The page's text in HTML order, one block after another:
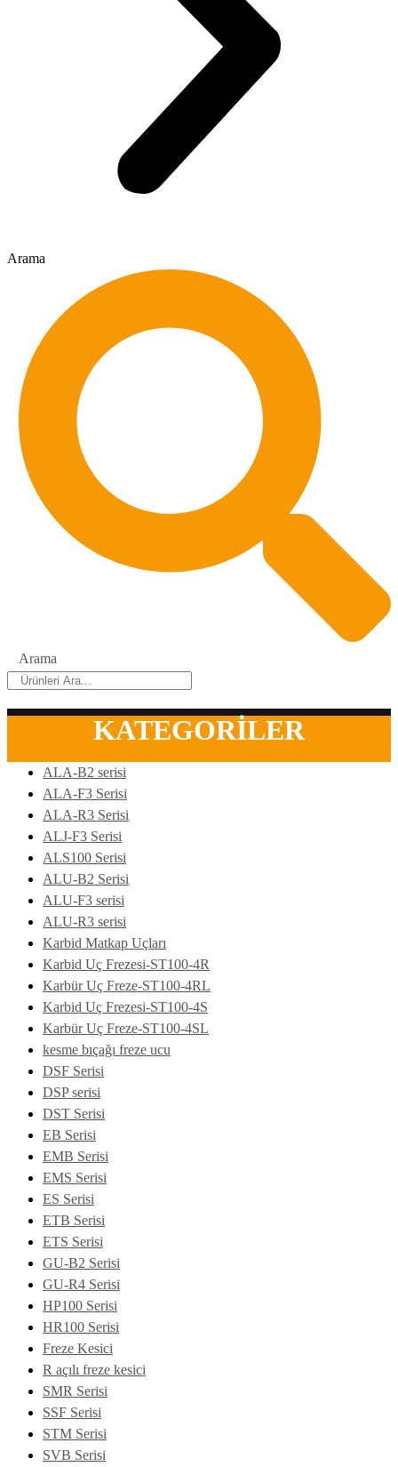
Arama
Arama
KATEGORİLER
ALA-B2 serisi
ALA-F3 Serisi
ALA-R3 Serisi
ALJ-F3 Serisi
ALS100 Serisi
ALU-B2 Serisi
ALU-F3 serisi
ALU-R3 serisi
Karbid Matkap Uçları
Karbid Uç Frezesi-ST100-4R
Karbür Uç Freze-ST100-4RL
Karbid Uç Frezesi-ST100-4S
Karbür Uç Freze-ST100-4SL
kesme bıçağı freze ucu
DSF Serisi
DSP serisi
DST Serisi
EB Serisi
EMB Serisi
EMS Serisi
ES Serisi
ETB Serisi
ETS Serisi
GU-B2 Serisi
GU-R4 Serisi
HP100 Serisi
HR100 Serisi
Freze Kesici
R açılı freze kesici
SMR Serisi
SSF Serisi
STM Serisi
SVB Serisi